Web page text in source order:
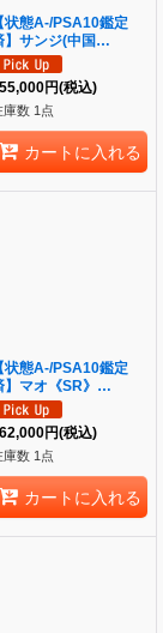
状態A-/PSA10鑑定
】サンジ(中国
/illust:Anderson)
-》{OP01-013}
円(税込)
庫数 1点
カートに入れる
状態A-/PSA10鑑定
】マオ《SR》
050}[その他]
円(税込)
庫数 1点
カートに入れる